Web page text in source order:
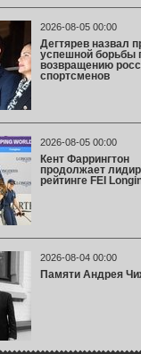
2026-08-05 00:00
Дегтярев назвал
успешной борьбы
возвращению
спортсменов
2026-08-05 00:00
Кент Фаррингтон
продолжает
рейтинге FEI
2026-08-04 00:00
Памяти Андрея